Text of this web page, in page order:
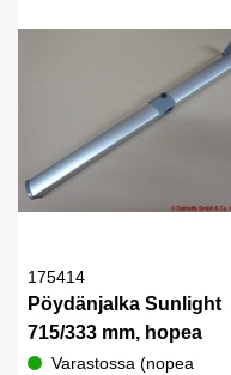
175414
Pöydänjalka Sunlight
715/333 mm, hopea
Varastossa (nopea